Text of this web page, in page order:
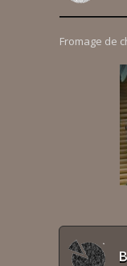
Fromage de